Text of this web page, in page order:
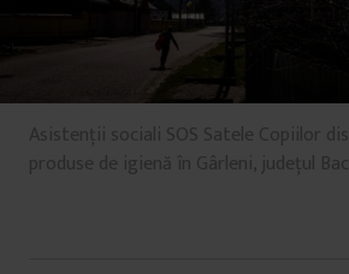
Asistenții sociali SOS Satele Copiilor
produse de igienă în Gârleni, județul